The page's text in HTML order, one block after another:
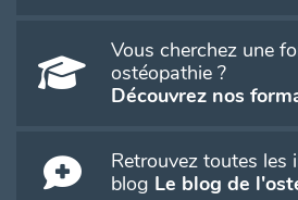
Vous cherchez une
ostéopathie ?
Découvrez nos
Retrouvez toutes les
blog Le blog de